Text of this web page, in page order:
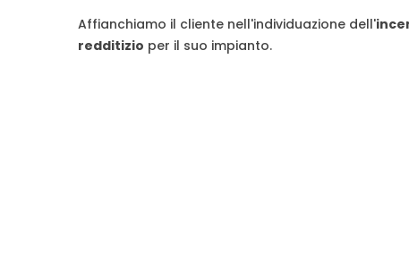
Affianchiamo il cliente nell'individuazione dell'
redditizio per il suo impianto.